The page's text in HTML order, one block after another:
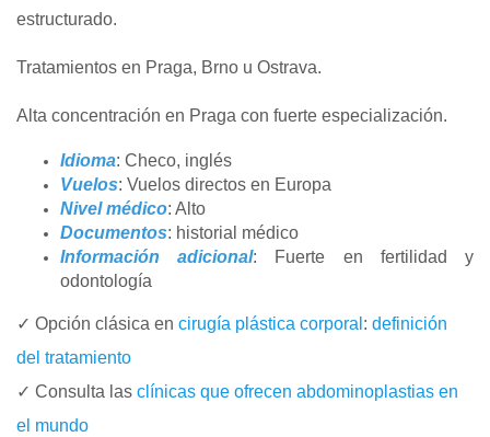
estructurado.
Tratamientos en Praga, Brno u Ostrava.
Alta concentración en Praga con fuerte especialización.
Idioma: Checo, inglés
Vuelos: Vuelos directos en Europa
Nivel médico: Alto
Documentos: historial médico
Información adicional: Fuerte en fertilidad y
odontología
✓ Opción clásica en cirugía plástica corporal : definición
del tratamiento
✓ Consulta las clínicas que ofrecen abdominoplastias en
el mundo